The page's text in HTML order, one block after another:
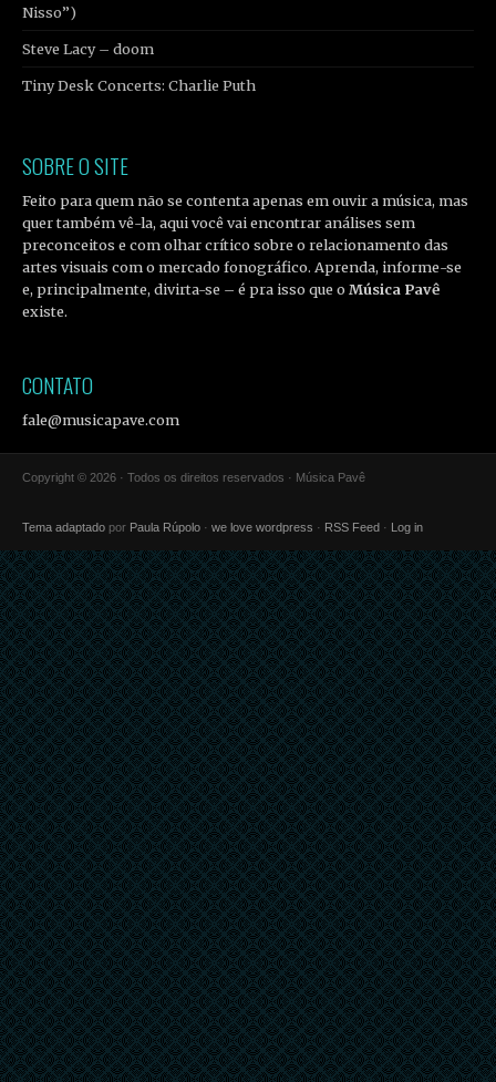
Nisso”)
Steve Lacy – doom
Tiny Desk Concerts: Charlie Puth
SOBRE O SITE
Feito para quem não se contenta apenas em ouvir a música, mas
quer também vê-la, aqui você vai encontrar análises sem
preconceitos e com olhar crítico sobre o relacionamento das
artes visuais com o mercado fonográfico. Aprenda, informe-se
e, principalmente, divirta-se – é pra isso que oMúsica Pavê
existe.
CONTATO
fale@musicapave.com
Copyright © 2026 · Todos os direitos reservados · Música Pavê
Tema adaptado por Paula Rúpolo · we love wordpress · RSS Feed · Log in